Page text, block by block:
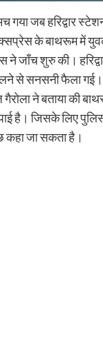
गया जब हरिद्वार
के बाथरूम में
ने जाँच शुरु की।
से सनसनी फैला गई।
ने बताया की
है। जिसके लिए
कहा जा सकता है।